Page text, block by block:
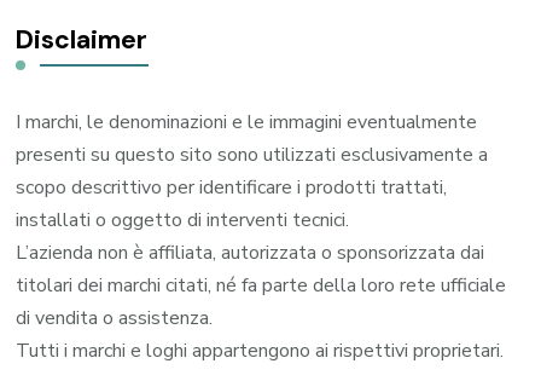
Disclaimer
I marchi, le denominazioni e le immagini eventualmente
presenti su questo sito sono utilizzati esclusivamente a
scopo descrittivo per identificare i prodotti trattati,
installati o oggetto di interventi tecnici.
L’azienda non è affiliata, autorizzata o sponsorizzata dai
titolari dei marchi citati, né fa parte della loro rete ufficiale
di vendita o assistenza.
Tutti i marchi e loghi appartengono ai rispettivi proprietari.